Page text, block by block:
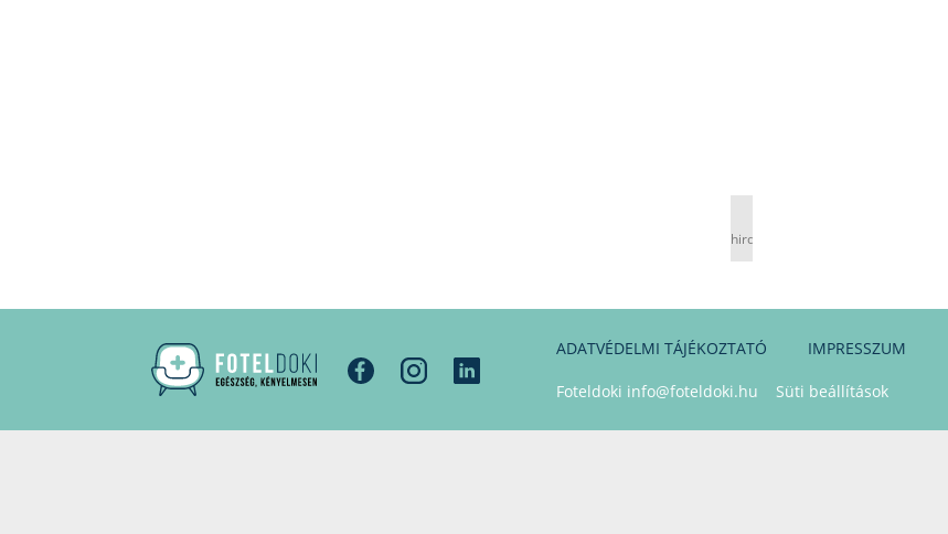
hirdetés
ADATVÉDELMI TÁJÉKOZTATÓ IMPRESSZUM
Foteldoki info@foteldoki.hu Süti beállítások